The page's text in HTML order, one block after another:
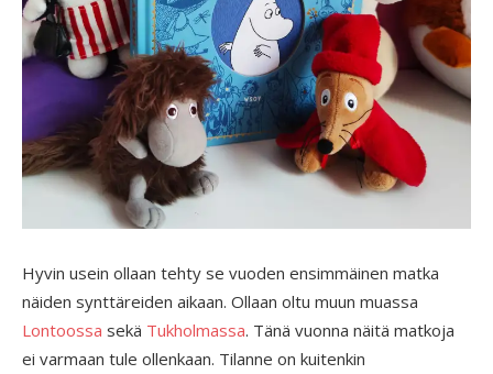
Hyvin usein ollaan tehty se vuoden ensimmäinen matka
näiden synttäreiden aikaan. Ollaan oltu muun muassa
Lontoossa sekä Tukholmassa. Tänä vuonna näitä matkoja
ei varmaan tule ollenkaan. Tilanne on kuitenkin